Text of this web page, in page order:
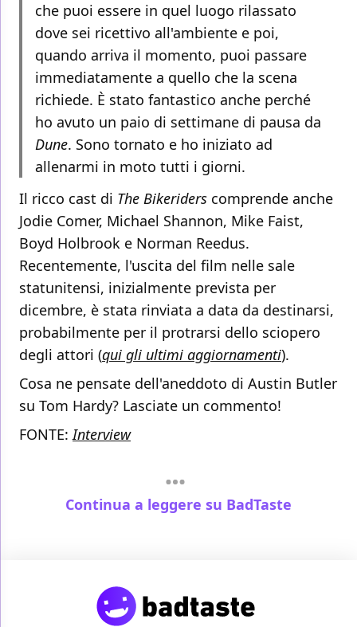
che puoi essere in quel luogo rilassato
dove sei ricettivo all'ambiente e poi,
quando arriva il momento, puoi passare
immediatamente a quello che la scena
richiede. È stato fantastico anche perché
ho avuto un paio di settimane di pausa da
Dune. Sono tornato e ho iniziato ad
allenarmi in moto tutti i giorni.
Il ricco cast di The Bikeriders comprende anche
Jodie Comer, Michael Shannon, Mike Faist,
Boyd Holbrook e Norman Reedus.
Recentemente, l'uscita del film nelle sale
statunitensi, inizialmente prevista per
dicembre, è stata rinviata a data da destinarsi,
probabilmente per il protrarsi dello sciopero
degli attori (qui gli ultimi aggiornamenti).
Cosa ne pensate dell'aneddoto di Austin Butler
su Tom Hardy? Lasciate un commento!
FONTE: Interview
Continua a leggere su BadTaste